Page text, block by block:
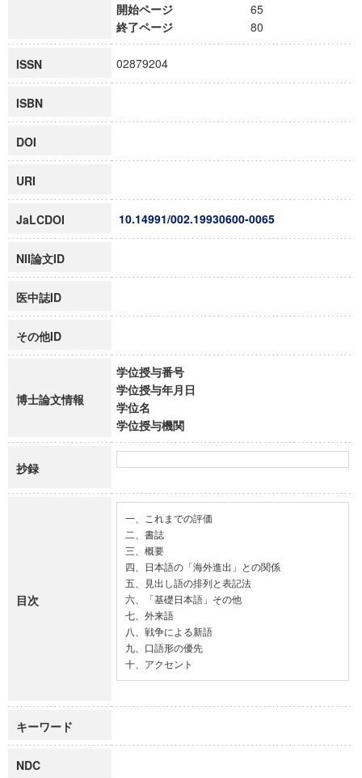
開始ページ
65
終了ページ
80
ISSN 02879204
ISBN
DOI
URI
JaLCDOI 10.14991/002.19930600-0065
NII論文ID
医中誌ID
その他ID
博士論文情報
学位授与番号
学位授与年月日
学位名
学位授与機関
抄録
目次
一、これまでの評価
二、書誌
三、概要
四、日本語の「海外進出」との関係
五、見出し語の排列と表記法
六、「基礎日本語」その他
七、外来語
八、戦争による新語
九、口語形の優先
十、アクセント
キーワード
NDC